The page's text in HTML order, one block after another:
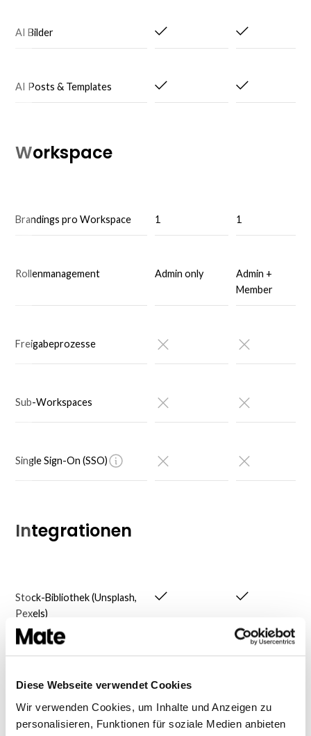
Diese Webseite verwendet Cookies
Wir verwenden Cookies, um Inhalte und Anzeigen zu
personalisieren, Funktionen für soziale Medien anbieten
AI Bilder
AI Posts & Templates
Workspace
Brandings pro Workspace 1 1
Rollenmanagement Admin only
Admin +
Member
Freigabeprozesse
Sub-Workspaces
Single Sign-On (SSO)
Integrationen
Stock-Bibliothek (Unsplash,
Pexels)
Geplante Social Media-Posts